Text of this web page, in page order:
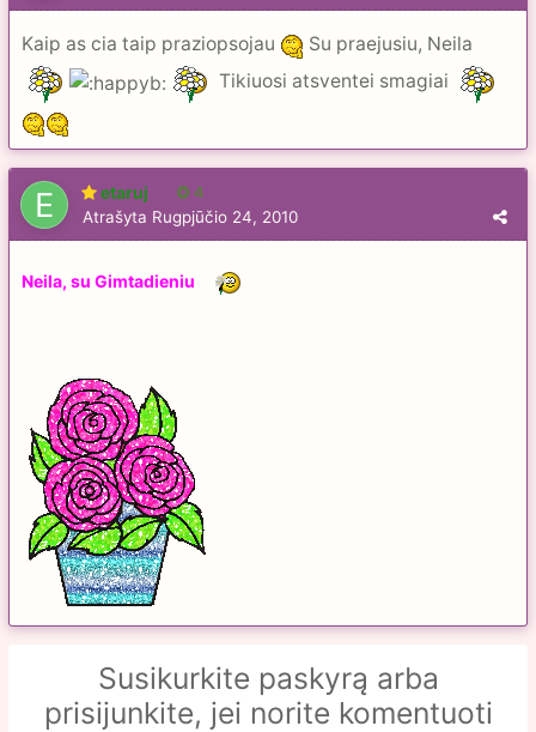
Kaip as cia taip praziopsojau
Su praejusiu, Neila
Tikiuosi atsventei smagiai
etaruj 4
Atrašyta Rugpjūčio 24, 2010
Neila, su Gimtadieniu
Susikurkite paskyrą arba
prisijunkite, jei norite komentuoti